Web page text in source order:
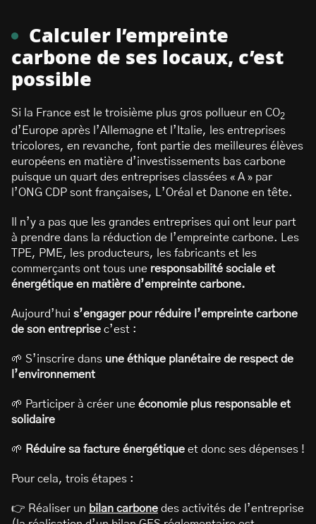
Calculer l’empreinte
carbone de ses locaux, c’est
possible
Si la France est le troisième plus gros pollueur en CO2
d’Europe après l’Allemagne et l’Italie, les entreprises
tricolores, en revanche, font partie des meilleures élèves
européens en matière d’investissements bas carbone
puisque un quart des entreprises classées « A » par
l’ONG CDP sont françaises, L’Oréal et Danone en tête.
Il n’y a pas que les grandes entreprises qui ont leur part
à prendre dans la réduction de l’empreinte carbone. Les
TPE, PME, les producteurs, les fabricants et les
commerçants ont tous une responsabilité sociale et
énergétique en matière d’empreinte carbone.
Aujourd’hui s’engager pour réduire l’empreinte carbone
de son entreprise c’est :
🌱 S’inscrire dans une éthique planétaire de respect de
l’environnement
🌱 Participer à créer une économie plus responsable et
solidaire
🌱 Réduire sa facture énergétique et donc ses dépenses !
Pour cela, trois étapes :
👉 Réaliser un bilan carbone des activités de l’entreprise